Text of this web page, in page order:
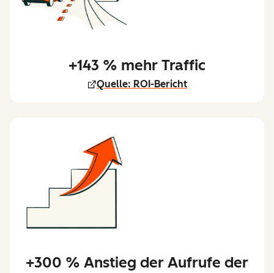
+143 % mehr Traffic
Quelle: ROI-Bericht
+300 % Anstieg der Aufrufe der